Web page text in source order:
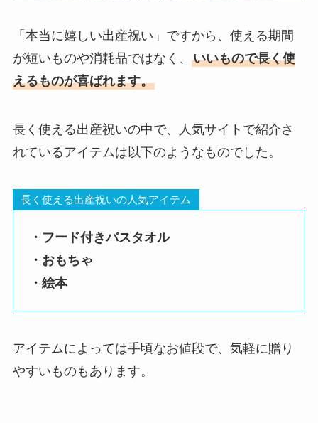
「本当に嬉しい出産祝い」ですから、使える期間
が短いものや消耗品ではなく、 いいもので長く使
えるものが喜ばれます。
長く使える出産祝いの中で、人気サイトで紹介さ
れているアイテムは以下のようなものでした。
長く使える出産祝いの人気アイテム
・フード付きバスタオル
・おもちゃ
・絵本
アイテムによっては手頃なお値段で、気軽に贈り
やすいものもあります。